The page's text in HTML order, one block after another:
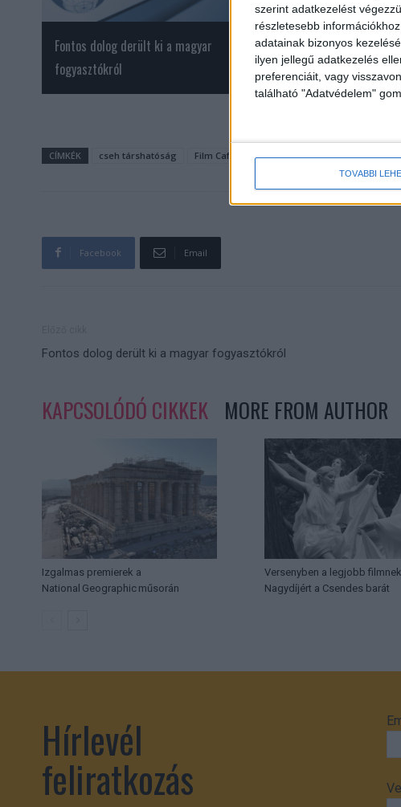
szerint adatkezelést
részletesebb
adatainak bizonyos
ilyen jellegű adatkezelés
preferenciáit, vagy
található "Adatvédelem"
TOVÁBBI
Fontos dolog derült ki a magyar
fogyasztókról
Ilyen volt a Top 50 idei
CÍMKÉK cseh társhatóság Film Café médiatanács NMHH Rádió
Facebook Email
Fontos dolog derült ki a magyar fogyasztókról
KAPCSOLÓDÓ CIKKEK MORE FROM AUTHOR
Izgalmas premierek a
National Geographic műsorán
Versenyben a legjobb filmnek
Nagydíjért a Csendes barát
Hírlevél
feliratkozás